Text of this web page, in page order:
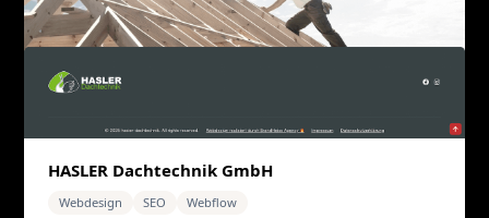
HASLER Dachtechnik GmbH
Webdesign SEO Webflow